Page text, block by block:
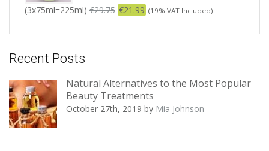
(3x75ml=225ml) €29.75 €21.99 (19% VAT Included)
Recent Posts
Natural Alternatives to the Most Popular
Beauty Treatments
October 27th, 2019 by Mia Johnson